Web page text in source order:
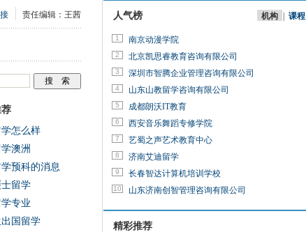
责任编辑：王茜
怎么样
澳洲
预科的消息
留学
专业
国留学
人气榜 机构 课程
1 南京动漫学院
2 北京凯思睿教育咨询有限公司
3 深圳市智腾企业管理咨询有限公司
4 山东山教留学咨询有限公司
5 成都朗沃IT教育
6 西安音乐舞蹈专修学院
7 艺蜀之声艺术教育中心
8 济南艾迪留学
9 长春智达计算机培训学校
10 山东济南创智管理咨询有限公司
精彩推荐